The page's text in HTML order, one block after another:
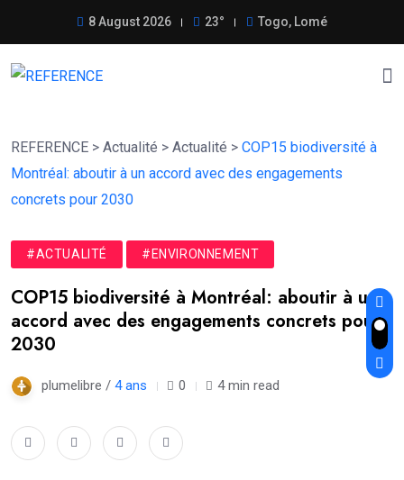
8 August 2026 23° Togo, Lomé
REFERENCE > Actualité > Actualité > COP15 biodiversité à
Montréal: aboutir à un accord avec des engagements
concrets pour 2030
#ACTUALITÉ #ENVIRONNEMENT
COP15 biodiversité à Montréal: aboutir à un
accord avec des engagements concrets pour
2030
plumelibre / 4 ans 0 4 min read